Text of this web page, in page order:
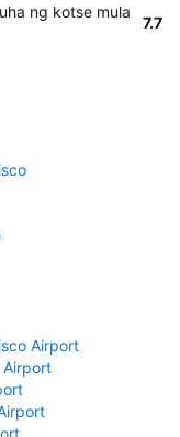
ng kotse mula
7.7
Airport
Airport